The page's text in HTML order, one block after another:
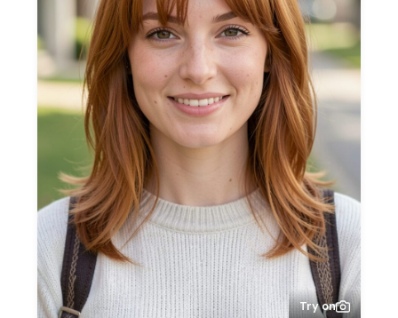
Try on